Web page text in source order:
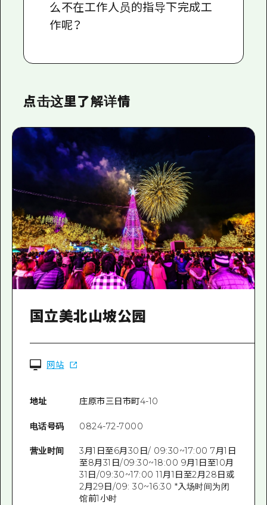
么不在工作人员的指导下完成工
作呢？
点击这里了解详情
国立美北山坡公园
网站
地址 庄原市三日市町4-10
电话号码 0824-72-7000
营业时间
3月1日至6月30日/ 09:30~17:00 7月1日
至8月31日/09:30~18:00 9月1日至10月
31日/09:30~17:00 11月1日至2月28日或
2月29日/09: 30~16:30 *入场时间为闭
馆前1小时